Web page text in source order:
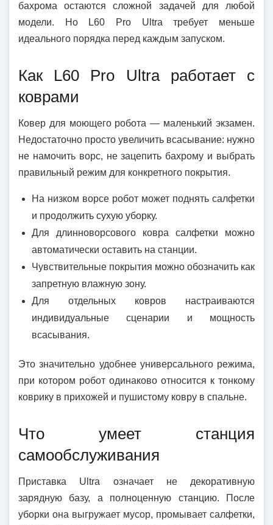
бахрома остаются сложной задачей для любой
модели. Но L60 Pro Ultra требует меньше
идеального порядка перед каждым запуском.
Как L60 Pro Ultra работает с
коврами
Ковер для моющего робота — маленький экзамен.
Недостаточно просто увеличить всасывание: нужно
не намочить ворс, не зацепить бахрому и выбрать
правильный режим для конкретного покрытия.
На низком ворсе робот может поднять салфетки
и продолжить сухую уборку.
Для длинноворсового ковра салфетки можно
автоматически оставить на станции.
Чувствительные покрытия можно обозначить как
запретную влажную зону.
Для отдельных ковров настраиваются
индивидуальные сценарии и мощность
всасывания.
Это значительно удобнее универсального режима,
при котором робот одинаково относится к тонкому
коврику в прихожей и пушистому ковру в спальне.
Что умеет станция
самообслуживания
Приставка Ultra означает не декоративную
зарядную базу, а полноценную станцию. После
уборки она выгружает мусор, промывает салфетки,